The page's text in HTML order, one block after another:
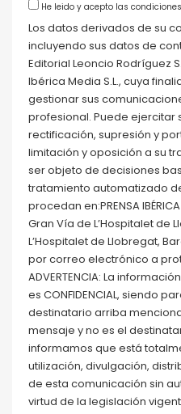
He leido y acepto las
Los datos derivados de su
incluyendo sus datos de
Editorial Leoncio Rodríguez
Ibérica Media S.L., cuya
gestionar sus
profesional. Puede ejercitar
rectificación, supresión y
limitación y oposición a su
ser objeto de decisiones
tratamiento automatizado
procedan en:PRENSA
Gran Vía de L’Hospitalet de
L’Hospitalet de Llobregat,
por correo electrónico a
ADVERTENCIA: La
es CONFIDENCIAL, siendo
destinatario arriba
mensaje y no es el
informamos que está
utilización, divulgación,
de esta comunicación sin
virtud de la legislación